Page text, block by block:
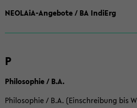
NEOLAiA-Angebote / BA IndiErg
P
Philosophie / B.A.
Philosophie / B.A. (Einschreibung bis